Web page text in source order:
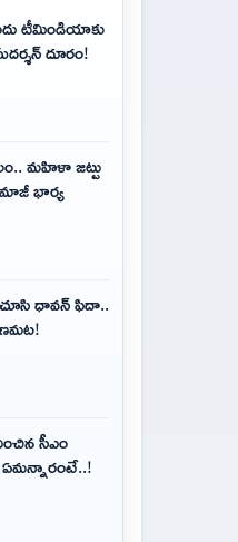
టీమిండియాకు
దూరం!
మహిళా జట్టు
మాజీ భార్య
ధావన్‌ ఫిదా..
సీఎం